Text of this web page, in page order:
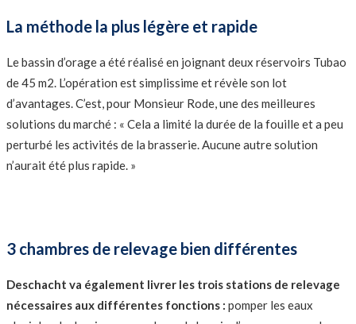
La méthode la plus légère et rapide
Le bassin d’orage a été réalisé en joignant deux réservoirs Tubao
de 45 m2. L’opération est simplissime et révèle son lot
d’avantages. C’est, pour Monsieur Rode, une des meilleures
solutions du marché : « Cela a limité la durée de la fouille et a peu
perturbé les activités de la brasserie. Aucune autre solution
n’aurait été plus rapide. »
3 chambres de relevage bien différentes
Deschacht va également livrer les trois stations de relevage
nécessaires aux différentes fonctions : pomper les eaux